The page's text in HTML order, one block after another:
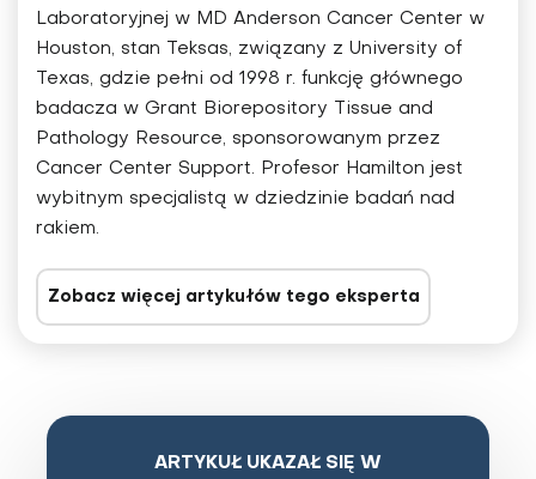
Laboratoryjnej w MD Anderson Cancer Center w
Houston, stan Teksas, związany z University of
Texas, gdzie pełni od 1998 r. funkcję głównego
badacza w Grant Biorepository Tissue and
Pathology Resource, sponsorowanym przez
Cancer Center Support. Profesor Hamilton jest
wybitnym specjalistą w dziedzinie badań nad
rakiem.
Zobacz więcej artykułów tego eksperta
ARTYKUŁ UKAZAŁ SIĘ W